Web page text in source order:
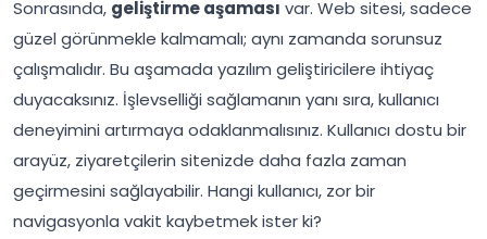
Sonrasında, geliştirme aşaması var. Web sitesi, sadece
güzel görünmekle kalmamalı; aynı zamanda sorunsuz
çalışmalıdır. Bu aşamada yazılım geliştiricilere ihtiyaç
duyacaksınız. İşlevselliği sağlamanın yanı sıra, kullanıcı
deneyimini artırmaya odaklanmalısınız. Kullanıcı dostu bir
arayüz, ziyaretçilerin sitenizde daha fazla zaman
geçirmesini sağlayabilir. Hangi kullanıcı, zor bir
navigasyonla vakit kaybetmek ister ki?